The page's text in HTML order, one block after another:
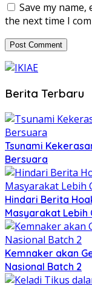
Save my
the next time I
Berita Terbaru
Tsunami
Bersuara
Hindari Berita
Masyarakat Lebih
Kemnaker akan
Nasional Batch 2